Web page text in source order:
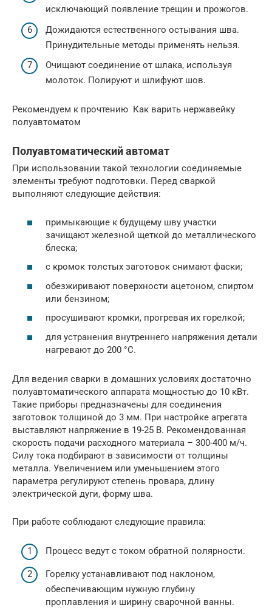
исключающий появление трещин и прожогов.
Дожидаются естественного остывания шва.
Принудительные методы применять нельзя.
Очищают соединение от шлака, используя
молоток. Полируют и шлифуют шов.
Рекомендуем к прочтению Как варить нержавейку
полуавтоматом
Полуавтоматический автомат
При использовании такой технологии соединяемые
элементы требуют подготовки. Перед сваркой
выполняют следующие действия:
примыкающие к будущему шву участки
зачищают железной щеткой до металлического
блеска;
с кромок толстых заготовок снимают фаски;
обезжиривают поверхности ацетоном, спиртом
или бензином;
просушивают кромки, прогревая их горелкой;
для устранения внутреннего напряжения детали
нагревают до 200 °С.
Для ведения сварки в домашних условиях достаточно
полуавтоматического аппарата мощностью до 10 кВт.
Такие приборы предназначены для соединения
заготовок толщиной до 3 мм. При настройке агрегата
выставляют напряжение в 19-25 В. Рекомендованная
скорость подачи расходного материала – 300-400 м/ч.
Силу тока подбирают в зависимости от толщины
металла. Увеличением или уменьшением этого
параметра регулируют степень провара, длину
электрической дуги, форму шва.
При работе соблюдают следующие правила:
Процесс ведут с током обратной полярности.
Горелку устанавливают под наклоном,
обеспечивающим нужную глубину
проплавления и ширину сварочной ванны.